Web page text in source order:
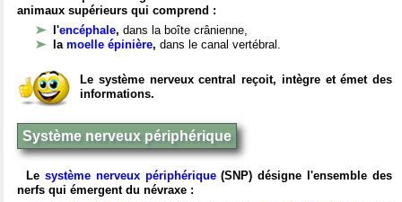
animaux supérieurs qui comprend :
l'encéphale, dans la boîte crânienne,
la moelle épinière, dans le canal vertébral.
Le système nerveux central reçoit, intègre et émet des
informations.
Système nerveux périphérique
Le système nerveux périphérique(SNP) désigne l'ensemble des
nerfs qui émergent du névraxe :